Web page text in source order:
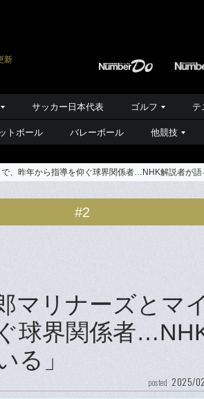
新
サッカー日本代表 ゴルフ テ
トボール バレーボール 他競技
、昨年から指導を仰ぐ球界関係者…NHK解説者が語
#2
マリナーズとマ
球界関係者
る」
posted 2025/